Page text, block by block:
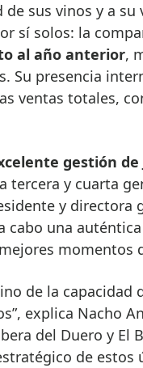
sus vinos y a su
sí solos: la
al año anterior,
Su presencia
ventas totales,
gestión de
tercera y cuarta
y directora
cabo una
momentos
de la capacidad
explica Nacho
del Duero y El
de estos